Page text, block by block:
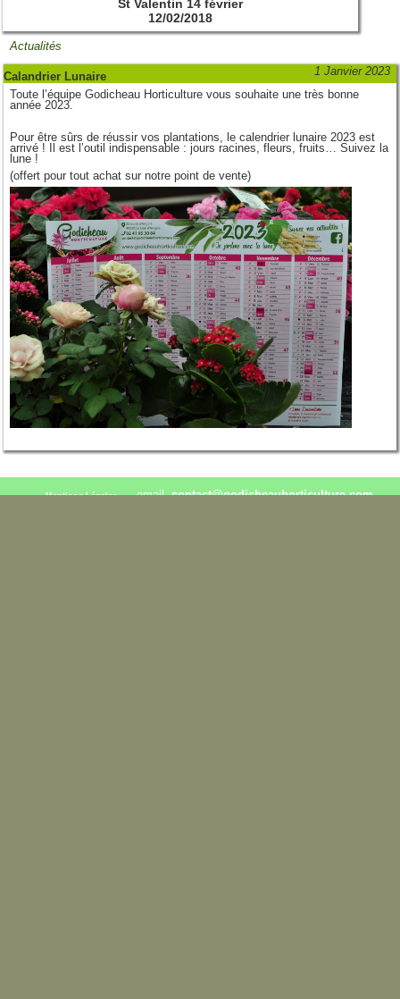
St Valentin 14 février
12/02/2018
Actualités
1 Janvier 2023
Calandrier Lunaire
Toute l’équipe Godicheau Horticulture vous souhaite une très bonne
année 2023.
Pour être sûrs de réussir vos plantations, le calendrier lunaire 2023 est
arrivé ! Il est l’outil indispensable : jours racines, fleurs, fruits… Suivez la
lune !
(offert pour tout achat sur notre point de vente)
Mentions Légales email.contact@godicheauhorticulture.com